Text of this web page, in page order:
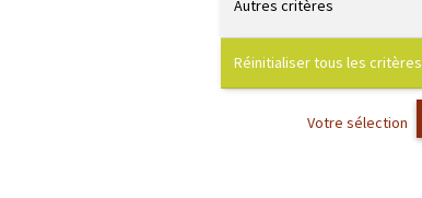
Autres critères
Réinitialiser tous les critères
Votre sélection